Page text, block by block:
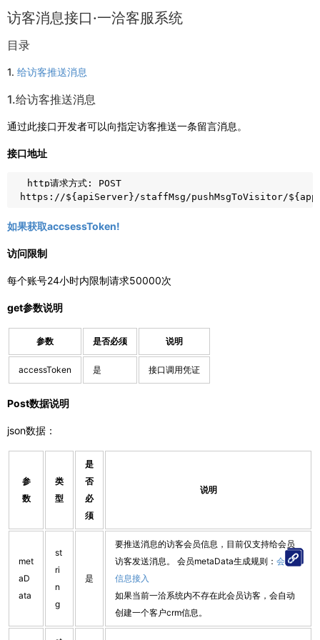
访客消息接口·一洽客服系统
目录
1. 给访客推送消息
1.给访客推送消息
通过此接口开发者可以向指定访客推送一条留言消息。
接口地址
http请求方式: POST
如果获取accsessToken!
访问限制
每个账号24小时内限制请求50000次
get参数说明
参数 是否必须 说明
accessToken 是 接口调用凭证
Post数据说明
json数据：
参
数
类
型
是
否
必
须
说明
met
aD
ata
st
ri
n
g
是
要推送消息的访客会员信息，目前仅支持给会员
访客发送消息。 会员metaData生成规则： 会员
信息接入
如果当前一洽系统内不存在此会员访客，会自动
创建一个客户crm信息。